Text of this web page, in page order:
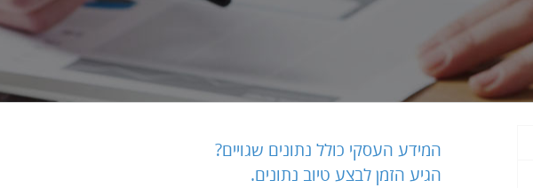
המידע העסקי כולל נתונים שגויים?
הגיע הזמן לבצע טיוב נתונים.